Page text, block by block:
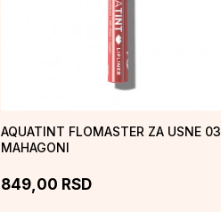
AQUATINT FLOMASTER ZA USNE 03
MAHAGONI
849,00 RSD